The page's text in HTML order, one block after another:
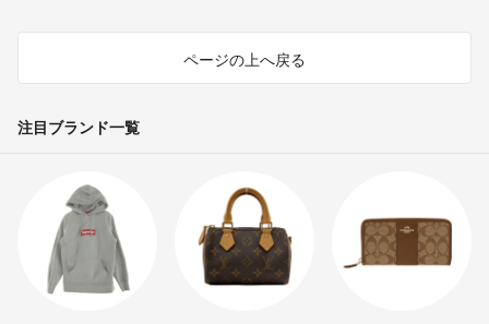
ページの上へ戻る
注目ブランド一覧